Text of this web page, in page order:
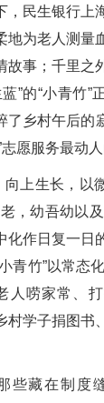
民生银行上
地为老人测量
故事；千里之
”的“小青竹”
了乡村午后
愿服务最动人
上生长，以
，幼吾幼以
化作日复一日
青竹”以常态
人唠家常、
村学子捐图书
藏在制度缝